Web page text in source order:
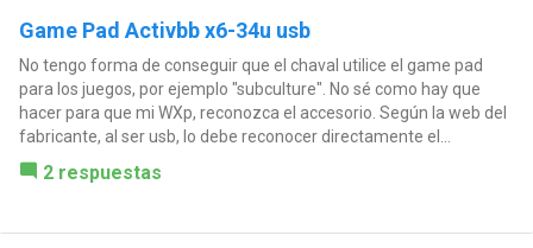
Game Pad Activbb x6-34u usb
No tengo forma de conseguir que el chaval utilice el game pad
para los juegos, por ejemplo "subculture". No sé como hay que
hacer para que mi WXp, reconozca el accesorio. Según la web del
fabricante, al ser usb, lo debe reconocer directamente el...
2 respuestas